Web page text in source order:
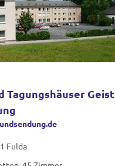
Tagungshäuser Geist
Fulda